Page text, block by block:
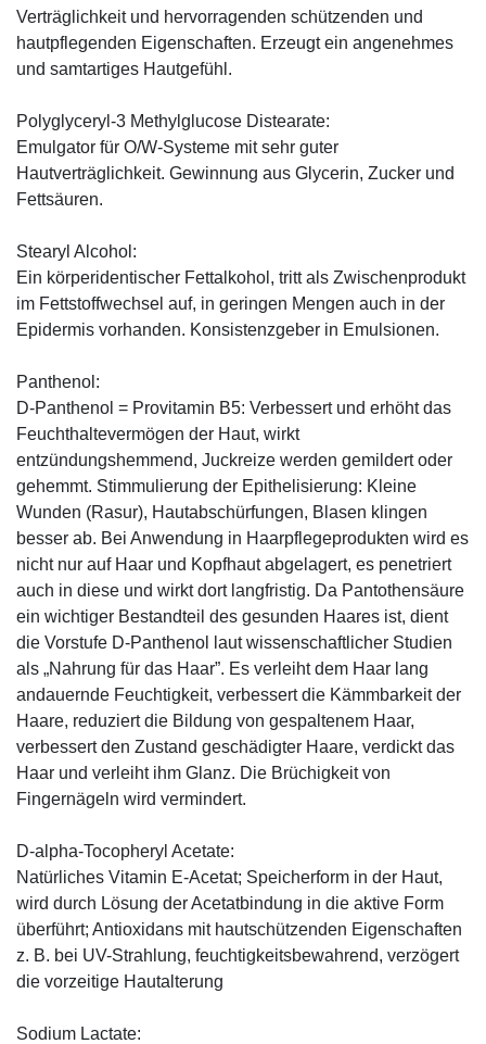
Verträglichkeit und hervorragenden schützenden und
hautpflegenden Eigenschaften. Erzeugt ein angenehmes
und samtartiges Hautgefühl.
Polyglyceryl-3 Methylglucose Distearate:
Emulgator für O/W-Systeme mit sehr guter
Hautverträglichkeit. Gewinnung aus Glycerin, Zucker und
Fettsäuren.
Stearyl Alcohol:
Ein körperidentischer Fettalkohol, tritt als Zwischenprodukt
im Fettstoffwechsel auf, in geringen Mengen auch in der
Epidermis vorhanden. Konsistenzgeber in Emulsionen.
Panthenol:
D-Panthenol = Provitamin B5: Verbessert und erhöht das
Feuchthaltevermögen der Haut, wirkt
entzündungshemmend, Juckreize werden gemildert oder
gehemmt. Stimmulierung der Epithelisierung: Kleine
Wunden (Rasur), Hautabschürfungen, Blasen klingen
besser ab. Bei Anwendung in Haarpflegeprodukten wird es
nicht nur auf Haar und Kopfhaut abgelagert, es penetriert
auch in diese und wirkt dort langfristig. Da Pantothensäure
ein wichtiger Bestandteil des gesunden Haares ist, dient
die Vorstufe D-Panthenol laut wissenschaftlicher Studien
als „Nahrung für das Haar”. Es verleiht dem Haar lang
andauernde Feuchtigkeit, verbessert die Kämmbarkeit der
Haare, reduziert die Bildung von gespaltenem Haar,
verbessert den Zustand geschädigter Haare, verdickt das
Haar und verleiht ihm Glanz. Die Brüchigkeit von
Fingernägeln wird vermindert.
D-alpha-Tocopheryl Acetate:
Natürliches Vitamin E-Acetat; Speicherform in der Haut,
wird durch Lösung der Acetatbindung in die aktive Form
überführt; Antioxidans mit hautschützenden Eigenschaften
z. B. bei UV-Strahlung, feuchtigkeitsbewahrend, verzögert
die vorzeitige Hautalterung
Sodium Lactate: